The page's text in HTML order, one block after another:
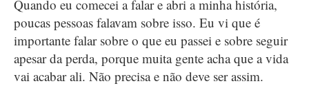
Quando eu comecei a falar e abri a minha história,
poucas pessoas falavam sobre isso. Eu vi que é
importante falar sobre o que eu passei e sobre seguir
apesar da perda, porque muita gente acha que a vida
vai acabar ali. Não precisa e não deve ser assim.